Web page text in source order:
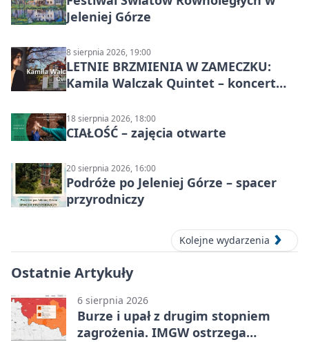
Jeleniej Górze
8 sierpnia 2026, 19:00
LETNIE BRZMIENIA W ZAMECZKU:
Kamila Walczak Quintet – koncert
18 sierpnia 2026, 18:00
CIAŁOŚĆ – zajęcia otwarte
20 sierpnia 2026, 16:00
Podróże po Jeleniej Górze – spacer
przyrodniczy
Kolejne wydarzenia
Ostatnie Artykuły
6 sierpnia 2026
Burze i upał z drugim stopniem
zagrożenia. IMGW ostrzega